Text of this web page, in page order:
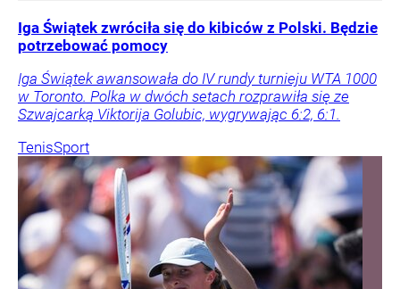
Iga Świątek zwróciła się do kibiców z Polski. Będzie
potrzebować pomocy
Iga Świątek awansowała do IV rundy turnieju WTA 1000
w Toronto. Polka w dwóch setach rozprawiła się ze
Szwajcarką Viktorija Golubic, wygrywając 6:2, 6:1.
TenisSport